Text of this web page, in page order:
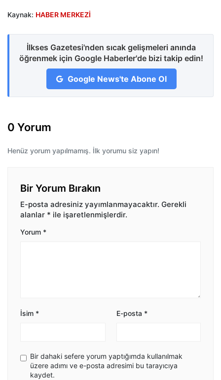
Kaynak: HABER MERKEZİ
İlkses Gazetesi'nden sıcak gelişmeleri anında
öğrenmek için Google Haberler'de bizi takip edin!
Google News'te Abone Ol
0 Yorum
Henüz yorum yapılmamış. İlk yorumu siz yapın!
Bir Yorum Bırakın
E-posta adresiniz yayımlanmayacaktır. Gerekli
alanlar * ile işaretlenmişlerdir.
Yorum *
İsim * E-posta *
Bir dahaki sefere yorum yaptığımda kullanılmak
üzere adımı ve e-posta adresimi bu tarayıcıya
kaydet.